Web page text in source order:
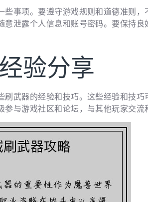
些事项。要遵守游戏规则和道德准则
意泄露个人信息和账号密码。要保持
验分享
刷武器的经验和技巧。这些经验和技
与游戏社区和论坛，与其他玩家交流